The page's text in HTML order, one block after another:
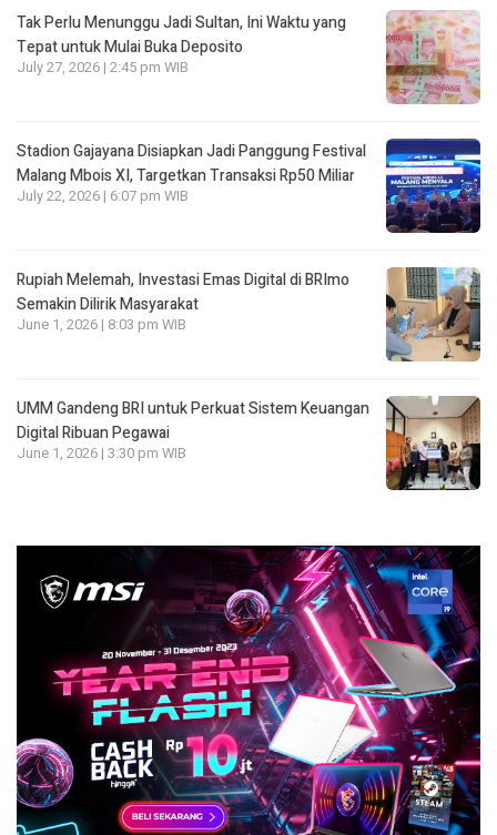
Tak Perlu Menunggu Jadi Sultan, Ini Waktu yang
Tepat untuk Mulai Buka Deposito
July 27, 2026 | 2:45 pm WIB
Stadion Gajayana Disiapkan Jadi Panggung Festival
Malang Mbois XI, Targetkan Transaksi Rp50 Miliar
July 22, 2026 | 6:07 pm WIB
Rupiah Melemah, Investasi Emas Digital di BRImo
Semakin Dilirik Masyarakat
June 1, 2026 | 8:03 pm WIB
UMM Gandeng BRI untuk Perkuat Sistem Keuangan
Digital Ribuan Pegawai
June 1, 2026 | 3:30 pm WIB